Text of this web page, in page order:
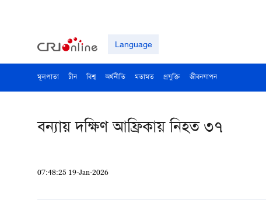
Language
মূলপাতা চীন বিশ্ব অর্থনীতি মতামত প্রযুক্তি জীবনযাপন
বন্যায় দক্ষিণ আফ্রিকায় নিহত ৩৭
07:48:25 19-Jan-2026